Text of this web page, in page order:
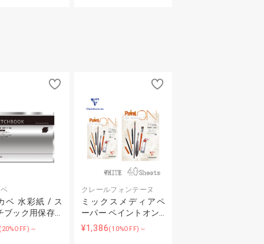
ベ 水彩紙 / ス
ブック用保存…
～
クレールフォンテーヌ
ミックスメディアペ
ーパー ペイントオン…
¥1,386(10%OFF)～